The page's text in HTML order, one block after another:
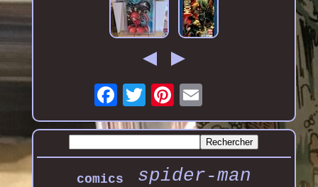
comics spider-man